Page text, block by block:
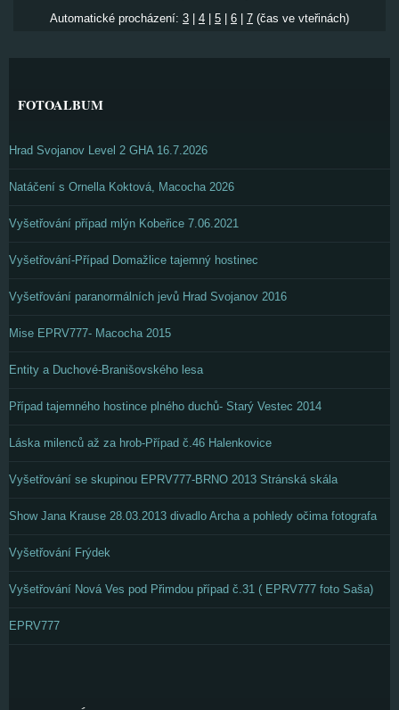
Automatické procházení: 3 4 5 6 7 (čas ve vteřinách)
FOTOALBUM
Hrad Svojanov Level 2 GHA 16.7.2026
Natáčení s Ornella Koktová, Macocha 2026
Vyšetřování případ mlýn Kobeřice 7.06.2021
Vyšetřování-Případ Domažlice tajemný hostinec
Vyšetřování paranormálních jevů Hrad Svojanov 2016
Mise EPRV777- Macocha 2015
Entity a Duchové-Branišovského lesa
Případ tajemného hostince plného duchů- Starý Vestec 2014
Láska milenců až za hrob-Případ č.46 Halenkovice
Vyšetřování se skupinou EPRV777-BRNO 2013 Stránská skála
Show Jana Krause 28.03.2013 divadlo Archa a pohledy očima fotografa
Vyšetřování Frýdek
Vyšetřování Nová Ves pod Přimdou případ č.31 ( EPRV777 foto Saša)
EPRV777